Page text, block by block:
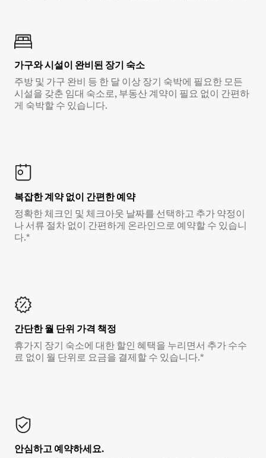
가구와 시설이 완비된 장기 숙소
주방 및 가구 완비 등 한 달 이상 장기 숙박에 필요한 모든
시설을 갖춘 임대 숙소로, 부동산 계약이 필요 없이 간편하
게 숙박할 수 있습니다.
복잡한 계약 없이 간편한 예약
정확한 체크인 및 체크아웃 날짜를 선택하고 추가 약정이
나 서류 절차 없이 간편하게 온라인으로 예약할 수 있습니
다.*
간단한 월 단위 가격 책정
휴가지 장기 숙소에 대한 할인 혜택을 누리면서 추가 수수
료 없이 월 단위로 요금을 결제할 수 있습니다.*
안심하고 예약하세요.